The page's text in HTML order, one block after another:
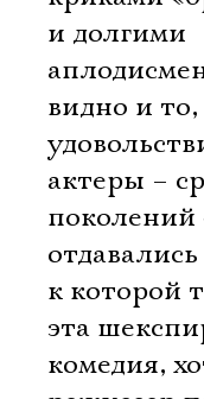
и долгими
видно и
актеры –
поколений
к которой
эта
комедия,